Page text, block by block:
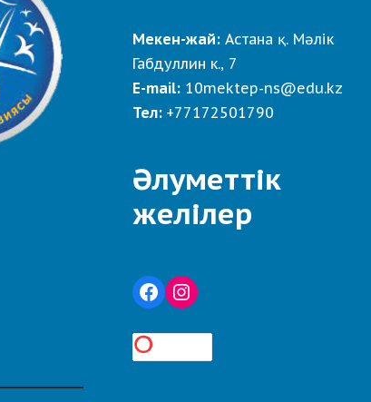
Мекен-жай: Астана қ. Мәлік
Габдуллин к., 7
E-mail: 10mektep-ns@edu.kz
Тел: +77172501790
Әлуметтік
желілер